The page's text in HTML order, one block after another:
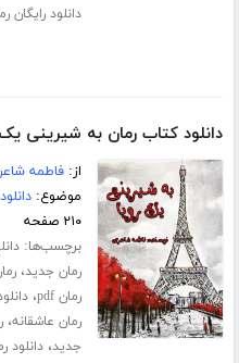
دانلود
دانلود کتاب رمان به شیرینی یک
از:فاطمه
موضوع:
۲۱۰ صفحه
برچسب‌ها:
رمان جدید،
رمان pdf ،
رمان عاشقانه،
جدید،دانلود